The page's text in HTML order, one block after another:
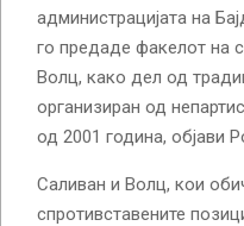
администрацијата на
го предаде факелот на
Волц, како дел од
организиран од
од 2001 година, објави
Саливан и Волц, кои
спротивставените